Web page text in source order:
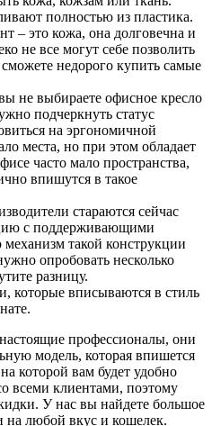
полностью из пластика.
– это кожа, она долговечна и
не все могут себе позволить
недорого купить самые
не выбираете офисное кресло
подчеркнуть статус
на эргономичной
места, но при этом обладает
часто мало пространства,
впишутся в такое
стараются сейчас
с поддерживающими
такой конструкции
опробовать несколько
разницу.
которые вписываются в стиль
профессионалы, они
модель, которая впишется
которой вам будет удобно
всеми клиентами, поэтому
У нас вы найдете большое
на любой вкус и кошелек.